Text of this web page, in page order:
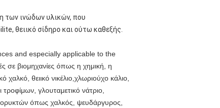
των ινώδων υλικών, που
θειικό σίδηρο και ούτω καθεξής.
and especially applicable to the
βιομηχανίες όπως η χημική, η
θειικό νικέλιο,χλωριούχο κάλιο,
γλουταμετικό νάτριο,
ορυκτών όπως χαλκός, ψευδάργυρος,